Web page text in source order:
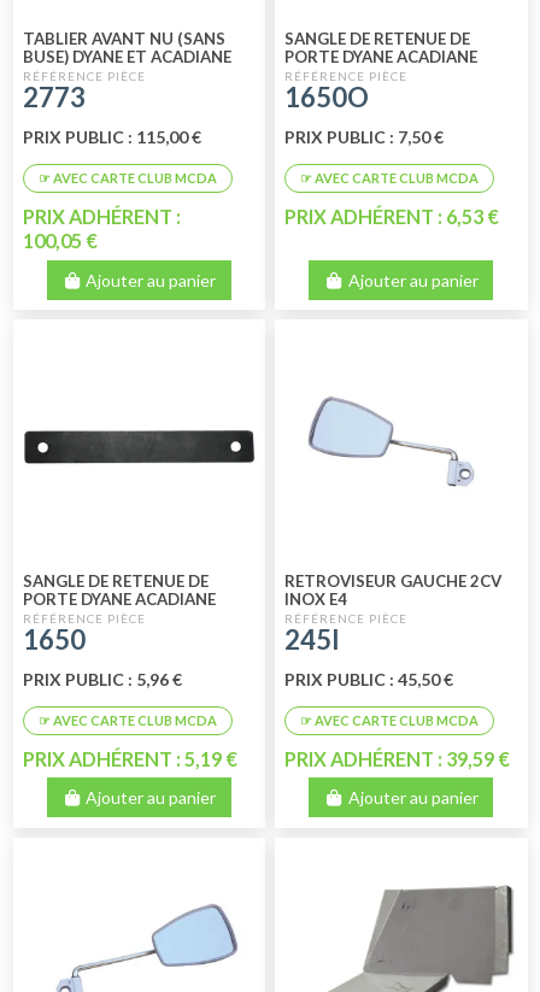
TABLIER AVANT NU (SANS
BUSE) DYANE ET ACADIANE
2773
PRIX PUBLIC : 115,00 €
PRIX ADHÉRENT :
100,05 €
Ajouter au panier
SANGLE DE RETENUE DE
PORTE DYANE ACADIANE
ORIGINE
1650O
PRIX PUBLIC : 7,50 €
PRIX ADHÉRENT : 6,53 €
Ajouter au panier
SANGLE DE RETENUE DE
PORTE DYANE ACADIANE
ADAPTABLE
1650
PRIX PUBLIC : 5,96 €
PRIX ADHÉRENT : 5,19 €
Ajouter au panier
RETROVISEUR GAUCHE 2CV
INOX E4
245I
PRIX PUBLIC : 45,50 €
PRIX ADHÉRENT : 39,59 €
Ajouter au panier